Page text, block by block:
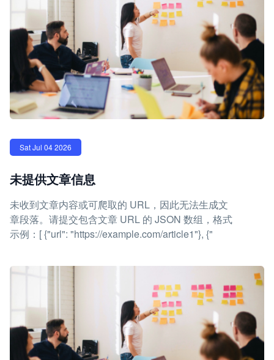
Sat Jul 04 2026
未提供文章信息
未收到文章内容或可爬取的 URL，因此无法生成文
章段落。请提交包含文章 URL 的 JSON 数组，格式
示例：[ {"url": "https://example.com/article1"}, {"